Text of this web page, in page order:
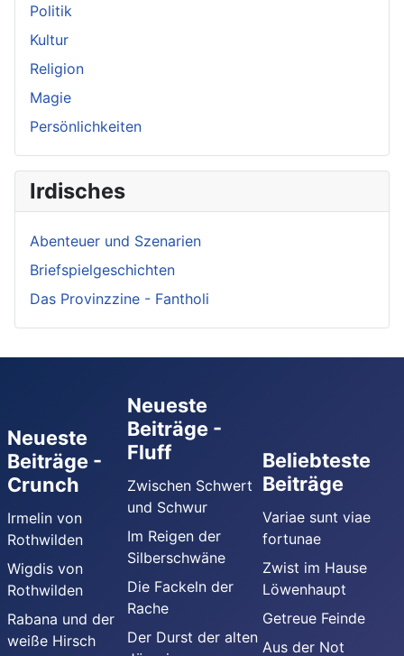
Politik
Kultur
Religion
Magie
Persönlichkeiten
Irdisches
Abenteuer und Szenarien
Briefspielgeschichten
Das Provinzzine - Fantholi
Neueste
Beiträge -
Crunch
Irmelin von
Rothwilden
Wigdis von
Rothwilden
Rabana und der
weiße Hirsch
Neueste
Beiträge -
Fluff
Zwischen Schwert
und Schwur
Im Reigen der
Silberschwäne
Die Fackeln der
Rache
Der Durst der alten
Beliebteste
Beiträge
Variae sunt viae
fortunae
Zwist im Hause
Löwenhaupt
Getreue Feinde
Aus der Not